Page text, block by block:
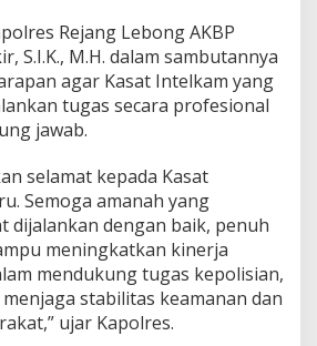
Rejang Lebong AKBP
S.I.K., M.H. dalam sambutannya
agar Kasat Intelkam yang
tugas secara profesional
jawab.
selamat kepada Kasat
Semoga amanah yang
dijalankan dengan baik, penuh
meningkatkan kinerja
mendukung tugas kepolisian,
stabilitas keamanan dan
ujar Kapolres.